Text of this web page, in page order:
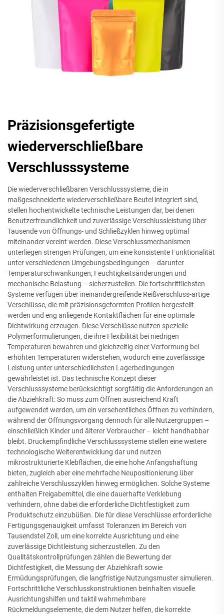
Präzisionsgefertigte
wiederverschließbare
Verschlusssysteme
Die wiederverschließbaren Verschlusssysteme, die in
maßgeschneiderte wiederverschließbare Beutel integriert sind,
stellen hochentwickelte technische Leistungen dar, bei denen
Benutzerfreundlichkeit und zuverlässige Verschlussleistung über
Tausende von Öffnungs- und Schließzyklen hinweg optimal
miteinander vereint werden. Diese Verschlussmechanismen
unterliegen strengen Prüfungen, um eine konsistente Funktionalität
unter verschiedenen Umgebungsbedingungen – darunter
Temperaturschwankungen, Feuchtigkeitsänderungen und
mechanische Belastung – sicherzustellen. Die fortschrittlichsten
Systeme verfügen über ineinandergreifende Reißverschluss-artige
Verschlüsse, die mit präzisionsgeformten Profilen hergestellt
werden und eng anliegende Kontaktflächen für eine optimale
Dichtwirkung erzeugen. Diese Verschlüsse nutzen spezielle
Polymerformulierungen, die ihre Flexibilität bei niedrigen
Temperaturen bewahren und gleichzeitig einer Verformung bei
erhöhten Temperaturen widerstehen, wodurch eine zuverlässige
Leistung unter unterschiedlichsten Lagerbedingungen
gewährleistet ist. Das technische Konzept dieser
Verschlusssysteme berücksichtigt sorgfältig die Anforderungen an
die Abziehkraft: So muss zum Öffnen ausreichend Kraft
aufgewendet werden, um ein versehentliches Öffnen zu verhindern,
während der Öffnungsvorgang dennoch für alle Nutzergruppen –
einschließlich Kinder und älterer Verbraucher – leicht handhabbar
bleibt. Druckempfindliche Verschlusssysteme stellen eine weitere
technologische Weiterentwicklung dar und nutzen
mikrostrukturierte Klebflächen, die eine hohe Anfangshaftung
bieten, zugleich aber eine mehrfache Neupositionierung über
zahlreiche Verschlusszyklen hinweg ermöglichen. Solche Systeme
enthalten Freigabemittel, die eine dauerhafte Verklebung
verhindern, ohne dabei die erforderliche Dichtfestigkeit zum
Produktschutz einzubüßen. Die für diese Verschlüsse erforderliche
Fertigungsgenauigkeit umfasst Toleranzen im Bereich von
Tausendstel Zoll, um eine korrekte Ausrichtung und eine
zuverlässige Dichtleistung sicherzustellen. Zu den
Qualitätskontrollprüfungen zählen die Bewertung der
Dichtfestigkeit, die Messung der Abziehkraft sowie
Ermüdungsprüfungen, die langfristige Nutzungsmuster simulieren.
Fortschrittliche Verschlusskonstruktionen beinhalten visuelle
Ausrichtungshilfen und taktil wahrnehmbare
Rückmeldungselemente, die dem Nutzer helfen, die korrekte